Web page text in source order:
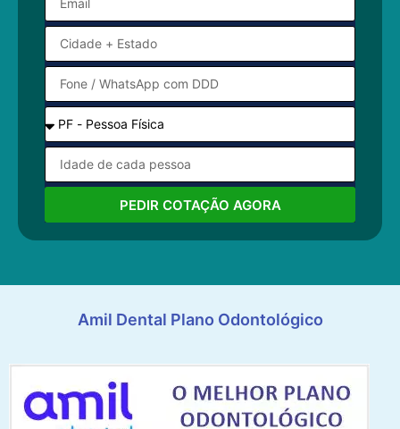
PEDIR COTAÇÃO AGORA
Amil Dental Plano Odontológico